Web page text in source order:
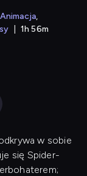
Animacja
1h 56m
w sobie
się Spider-